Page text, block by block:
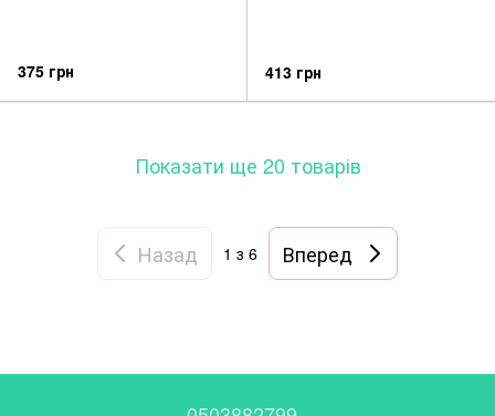
375 грн 413 грн
Показати ще 20 товарів
Назад 1 з 6 Вперед